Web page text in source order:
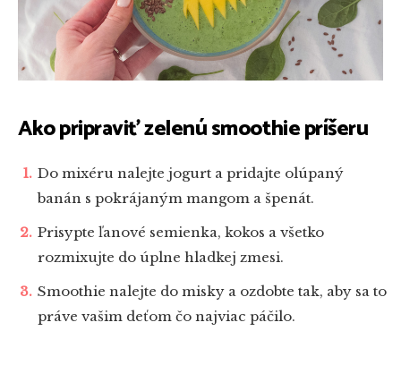
Ako pripraviť zelenú smoothie príšeru
Do mixéru nalejte jogurt a pridajte olúpaný
banán s pokrájaným mangom a špenát.
Prisypte ľanové semienka, kokos a všetko
rozmixujte do úplne hladkej zmesi.
Smoothie nalejte do misky a ozdobte tak, aby sa to
práve vašim deťom čo najviac páčilo.